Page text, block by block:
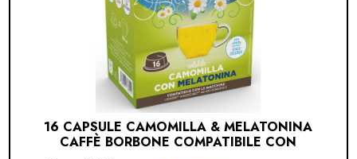
16 CAPSULE CAMOMILLA & MELATONINA
CAFFÈ BORBONE COMPATIBILE CON